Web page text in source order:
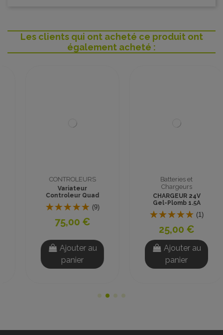
Les clients qui ont acheté ce produit ont
également acheté :
CONTROLEURS
Variateur
Controleur Quad
36V 1100W 35A
(9)
75,00 €
Ajouter au
panier
Batteries et
Chargeurs
CHARGEUR 24V
Gel-Plomb 1.5A
CONNECTEUR GX16
(1)
25,00 €
Ajouter au
panier